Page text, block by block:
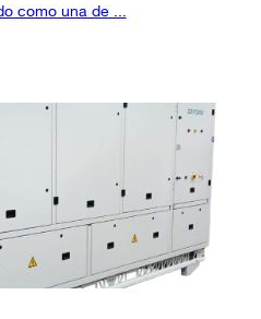
como una de ...